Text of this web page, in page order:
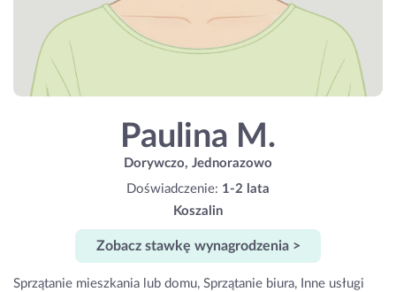
Paulina M.
Dorywczo, Jednorazowo
Doświadczenie: 1-2 lata
Koszalin
Zobacz stawkę wynagrodzenia >
Sprzątanie mieszkania lub domu, Sprzątanie biura, Inne usługi